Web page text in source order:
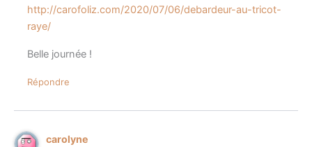
http://carofoliz.com/2020/07/06/debardeur-au-tricot-
raye/
Belle journée !
Répondre
carolyne